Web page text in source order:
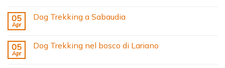
05
Apr
Dog Trekking a Sabaudia
05
Apr
Dog Trekking nel bosco di Lariano